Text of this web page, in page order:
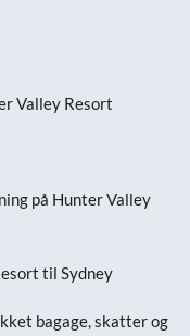
Valley Resort
på Hunter Valley
til Sydney
bagage, skatter og